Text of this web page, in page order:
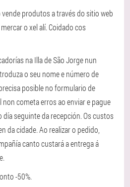
produtos a través do sitio web
o xel alí. Coidado cos
na Illa de São Jorge nun
o seu nome e número de
posible no formulario de
cometa erros ao enviar e pague
seguinte da recepción. Os custos
da cidade. Ao realizar o pedido,
canto custará a entrega á
-50%.